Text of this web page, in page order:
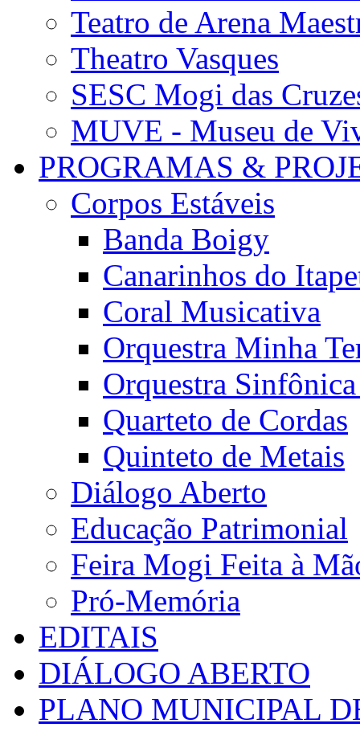
Teatro de Arena
Theatro Vasques
SESC Mogi das
MUVE - Museu de
PROGRAMAS &
Corpos Estáveis
Banda Boigy
Canarinhos do
Coral Musicativa
Orquestra Minha
Orquestra
Quarteto de Cordas
Quinteto de Metais
Diálogo Aberto
Educação Patrimonial
Feira Mogi Feita à
Pró-Memória
EDITAIS
DIÁLOGO ABERTO
PLANO MUNICIPAL